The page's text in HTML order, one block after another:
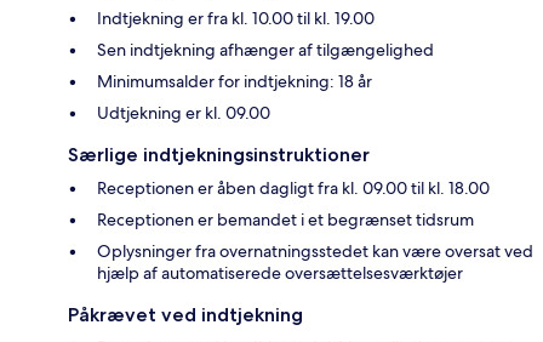
Indtjekning er fra kl. 10.00 til kl. 19.00
Sen indtjekning afhænger af tilgængelighed
Minimumsalder for indtjekning: 18 år
Udtjekning er kl. 09.00
Særlige indtjekningsinstruktioner
Receptionen er åben dagligt fra kl. 09.00 til kl. 18.00
Receptionen er bemandet i et begrænset tidsrum
Oplysninger fra overnatningsstedet kan være oversat ved
hjælp af automatiserede oversættelsesværktøjer
Påkrævet ved indtjekning